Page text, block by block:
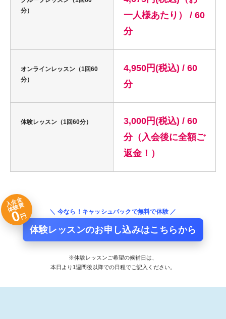
分）
一人様あたり） / 60
分
オンラインレッスン（1回60
分）
4,950円(税込) / 60
分
体験レッスン（1回60分）
3,000円(税込) / 60
分（入会後に全額ご
返金！）
入会金
体験費
0円
＼ 今なら！キャッシュバックで無料で体験 ／
体験レッスンのお申し込みはこちらから
※体験レッスンご希望の候補日は、
本日より1週間後以降での日程でご記入ください。